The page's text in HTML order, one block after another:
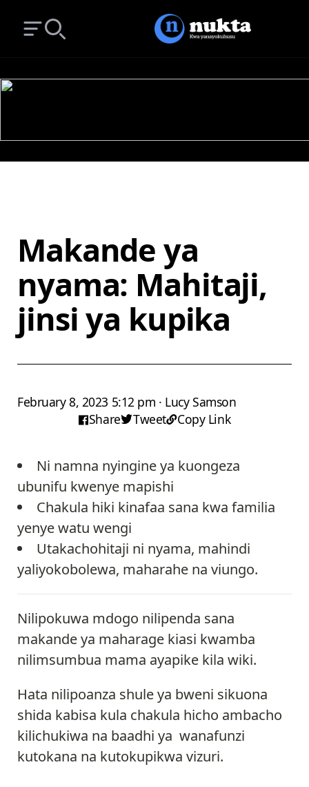
Open main menu
Makande ya
nyama: Mahitaji,
jinsi ya kupika
February 8, 2023 5:12 pm · Lucy Samson
Share
Tweet Copy Link
Ni namna nyingine ya kuongeza
ubunifu kwenye mapishi
Chakula hiki kinafaa sana kwa familia
yenye watu wengi
Utakachohitaji ni nyama, mahindi
yaliyokobolewa, maharahe na viungo.
Nilipokuwa mdogo nilipenda sana
makande ya maharage kiasi kwamba
nilimsumbua mama ayapike kila wiki.
Hata nilipoanza shule ya bweni sikuona
shida kabisa kula chakula hicho ambacho
kilichukiwa na baadhi ya wanafunzi
kutokana na kutokupikwa vizuri.